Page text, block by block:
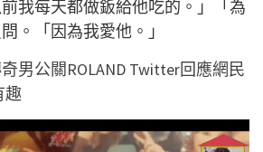
我每天都做鈑給他吃的。」「為
。「因為我愛他。」
男公關ROLAND Twitter回應網民
趣